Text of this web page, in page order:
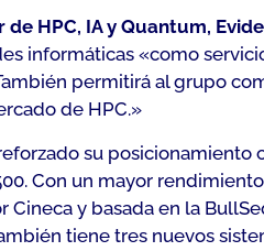
HPC, IA y Quantum,
informáticas «como
permitirá al grupo
de HPC.»
su
Con un mayor
Cineca y basada en la
tiene tres nuevos